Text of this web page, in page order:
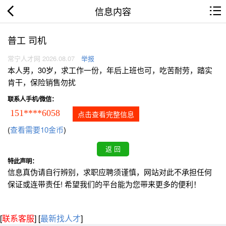
信息内容
普工 司机
常宁人才网 2026.08.07 举报
本人男，30岁，求工作一份，年后上班也可，吃苦耐劳，踏实
肯干，保险销售勿扰
联系人手机/微信：
151****6058 点击查看完整信息
(查看需要10金币)
特此声明：
信息真伪请自行辨别，求职应聘须谨慎，网站对此不承担任何
保证或连带责任! 希望我们的平台能为您带来更多的便利！
[联系客服] [最新找人才]